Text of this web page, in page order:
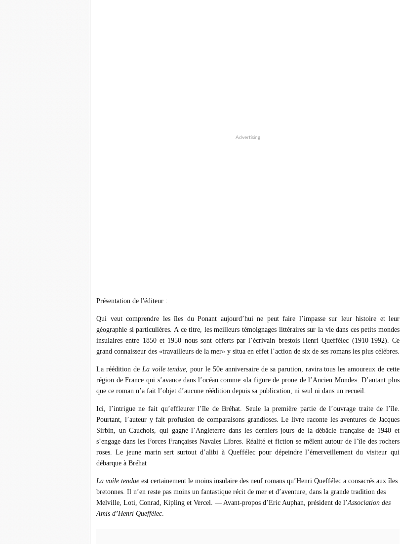
Advertising
Présentation de l'éditeur :
Qui veut comprendre les îles du Ponant aujourd’hui ne peut faire l’impasse sur leur histoire et leur
géographie si particulières. A ce titre, les meilleurs témoignages littéraires sur la vie dans ces petits mondes
insulaires entre 1850 et 1950 nous sont offerts par l’écrivain brestois Henri Queffélec (1910-1992). Ce
grand connaisseur des «travailleurs de la mer» y situa en effet l’action de six de ses romans les plus célèbres.
La réédition de La voile tendue, pour le 50e anniversaire de sa parution, ravira tous les amoureux de cette
région de France qui s’avance dans l’océan comme «la figure de proue de l’Ancien Monde». D’autant plus
que ce roman n’a fait l’objet d’aucune réédition depuis sa publication, ni seul ni dans un recueil.
Ici, l’intrigue ne fait qu’effleurer l’île de Bréhat. Seule la première partie de l’ouvrage traite de l’île.
Pourtant, l’auteur y fait profusion de comparaisons grandioses. Le livre raconte les aventures de Jacques
Sirbin, un Cauchois, qui gagne l’Angleterre dans les derniers jours de la débâcle française de 1940 et
s’engage dans les Forces Françaises Navales Libres. Réalité et fiction se mêlent autour de l’île des rochers
roses. Le jeune marin sert surtout d’alibi à Queffélec pour dépeindre l’émerveillement du visiteur qui
débarque à Bréhat
La voile tendue est certainement le moins insulaire des neuf romans qu’Henri Queffélec a consacrés aux îles
bretonnes. Il n’en reste pas moins un fantastique récit de mer et d’aventure, dans la grande tradition des
Melville, Loti, Conrad, Kipling et Vercel. — Avant-propos d’Eric Auphan, président de l’Association des
Amis d’Henri Queffélec.